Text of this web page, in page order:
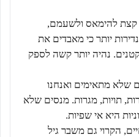
קצת להימאס ולשעמם,
יותר כי מאבדים את
נהיה יותר קשה לספק
שלא מתאימים ואנחנו
תויות, מגרות. מנסים שלא
היא אי שפיות.
הקרוי גם משבר גיל